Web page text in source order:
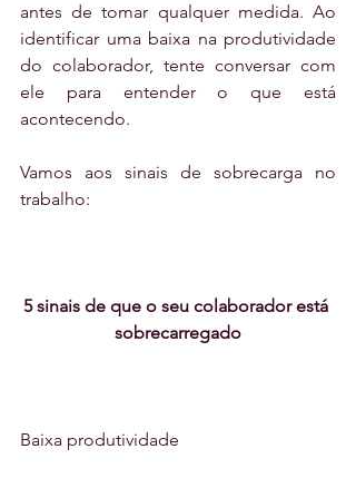
antes de tomar qualquer medida. Ao
identificar uma baixa na produtividade
do colaborador, tente conversar com
ele para entender o que está
acontecendo.
Vamos aos sinais de sobrecarga no
trabalho:
5 sinais de que o seu colaborador está
sobrecarregado
Baixa produtividade